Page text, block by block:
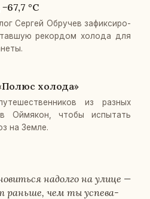
°C
Сергей Об­ру­чев за­фик­си­ро­
ре­кор­дом холода для
холода»
из разных
Ой­мя­кон, чтобы ис­пы­тать
на Земле.
на­дол­го на улице —
раньше, чем ты успе­ва­